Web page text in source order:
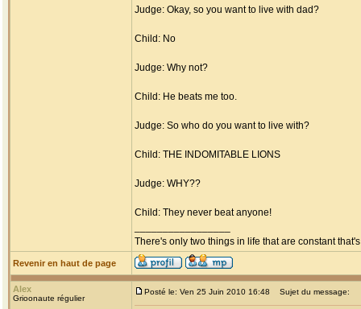
Judge: Okay, so you want to live with dad?
Child: No
Judge: Why not?
Child: He beats me too.
Judge: So who do you want to live with?
Child: THE INDOMITABLE LIONS
Judge: WHY??
Child: They never beat anyone!
There's only two things in life that are constant
Revenir en haut de page
Alex
Grioonaute régulier
Posté le: Ven 25 Juin 2010 16:48 Sujet du message: